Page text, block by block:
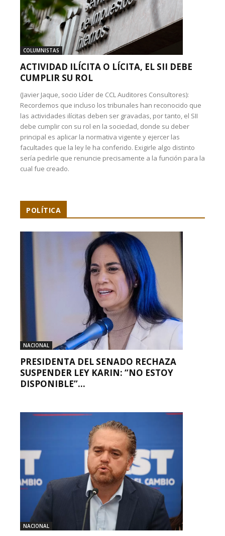
COLUMNISTAS
ACTIVIDAD ILÍCITA O LÍCITA, EL SII DEBE
CUMPLIR SU ROL
(Javier Jaque, socio Líder de CCL Auditores Consultores):
Recordemos que incluso los tribunales han reconocido que
las actividades ilícitas deben ser gravadas, por tanto, el SII
debe cumplir con su rol en la sociedad, donde su deber
principal es aplicar la normativa vigente y ejercer las
facultades que la ley le ha conferido. Exigirle algo distinto
sería pedirle que renuncie precisamente a la función para la
cual fue creado.
POLÍTICA
NACIONAL
PRESIDENTA DEL SENADO RECHAZA
SUSPENDER LEY KARIN: “NO ESTOY
DISPONIBLE”...
NACIONAL